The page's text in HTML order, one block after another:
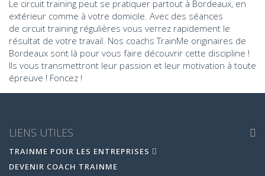
Le circuit training peut se pratiquer partout à Bordeaux, en
extérieur comme à votre domicile. Avec des séances
de circuit training régulières vous verrez rapidement le
résultat de votre travail. Nos coachs TrainMe originaires de
Bordeaux sont là pour vous faire découvrir cette discipline !
Ils vous transmettront leur passion et leur motivation à toute
épreuve ! Foncez !
LIENS UTILES
TRAINME POUR LES ENTREPRISES
DEVENIR COACH TRAINME